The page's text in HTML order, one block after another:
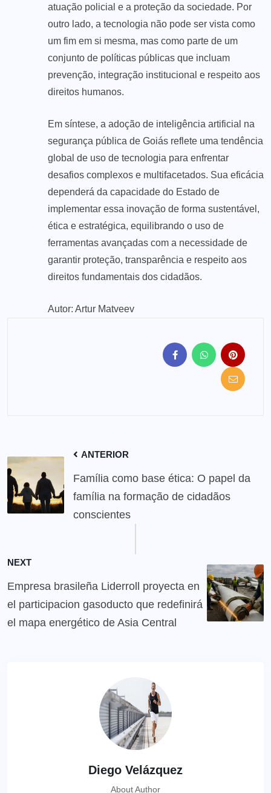
atuação policial e a proteção da sociedade. Por
outro lado, a tecnologia não pode ser vista como
um fim em si mesma, mas como parte de um
conjunto de políticas públicas que incluam
prevenção, integração institucional e respeito aos
direitos humanos.
Em síntese, a adoção de inteligência artificial na
segurança pública de Goiás reflete uma tendência
global de uso de tecnologia para enfrentar
desafios complexos e multifacetados. Sua eficácia
dependerá da capacidade do Estado de
implementar essa inovação de forma sustentável,
ética e estratégica, equilibrando o uso de
ferramentas avançadas com a necessidade de
garantir proteção, transparência e respeito aos
direitos fundamentais dos cidadãos.
Autor: Artur Matveev
ANTERIOR
Família como base ética: O papel da
família na formação de cidadãos
conscientes
NEXT
Empresa brasileña Liderroll proyecta en
el participacion gasoducto que redefinirá
el mapa energético de Asia Central
Diego Velázquez
About Author